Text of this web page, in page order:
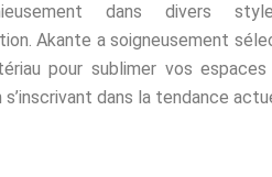
dans divers
Akante a soigneusement
pour sublimer vos
dans la tendance